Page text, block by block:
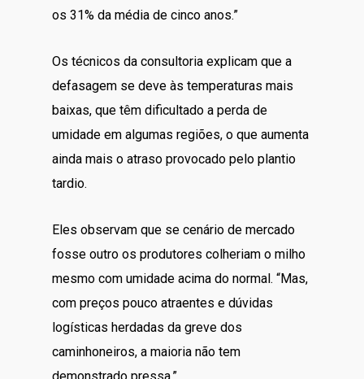
os 31% da média de cinco anos.”
Os técnicos da consultoria explicam que a
defasagem se deve às temperaturas mais
baixas, que têm dificultado a perda de
umidade em algumas regiões, o que aumenta
ainda mais o atraso provocado pelo plantio
tardio.
Eles observam que se cenário de mercado
fosse outro os produtores colheriam o milho
mesmo com umidade acima do normal. “Mas,
com preços pouco atraentes e dúvidas
logísticas herdadas da greve dos
caminhoneiros, a maioria não tem